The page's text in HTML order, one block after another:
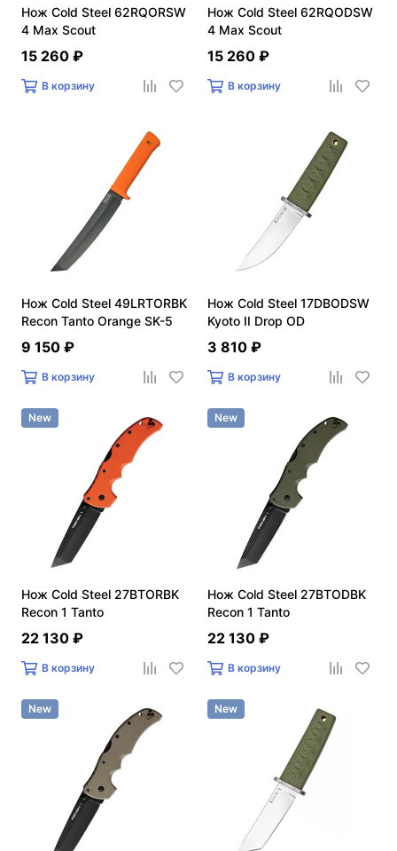
Нож Cold Steel 62RQORSW
4 Max Scout
15 260 ₽
В корзину
Нож Cold Steel 62RQODSW
4 Max Scout
15 260 ₽
В корзину
Нож Cold Steel 49LRTORBK
Recon Tanto Orange SK-5
9 150 ₽
В корзину
Нож Cold Steel 17DBODSW
Kyoto II Drop OD
3 810 ₽
В корзину
New
Нож Cold Steel 27BTORBK
Recon 1 Tanto
22 130 ₽
В корзину
New
Нож Cold Steel 27BTODBK
Recon 1 Tanto
22 130 ₽
В корзину
New New